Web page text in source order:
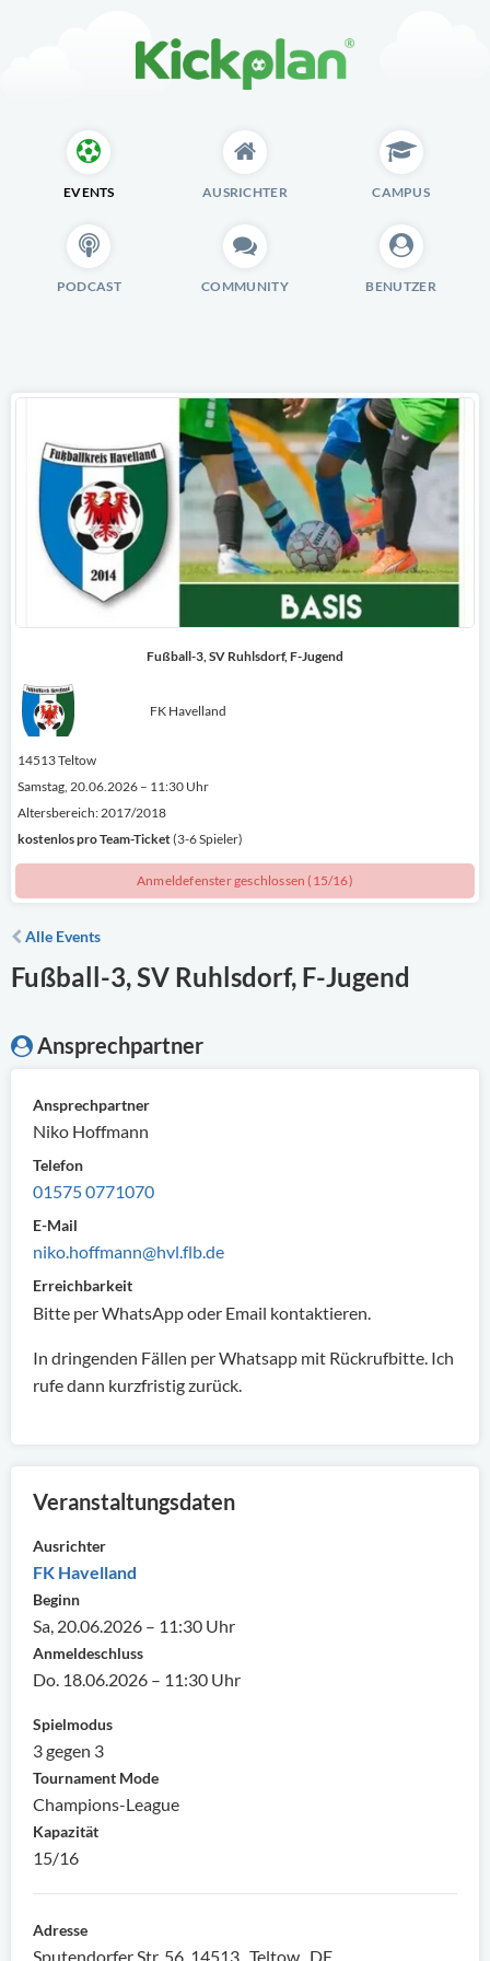
EVENTS AUSRICHTER CAMPUS
PODCAST COMMUNITY BENUTZER
Fußball-3, SV Ruhlsdorf, F-Jugend
FK Havelland
14513 Teltow
Samstag, 20.06.2026 – 11:30 Uhr
Altersbereich: 2017/2018
kostenlospro Team-Ticket(3-6 Spieler)
Anmeldefenster geschlossen (15/16)
Alle Events
Fußball-3, SV Ruhlsdorf, F-Jugend
Ansprechpartner
Ansprechpartner
Niko Hoffmann
Telefon
01575 0771070
E-Mail
niko.hoffmann@hvl.flb.de
Erreichbarkeit
Bitte per WhatsApp oder Email kontaktieren.
In dringenden Fällen per Whatsapp mit Rückrufbitte. Ich
rufe dann kurzfristig zurück.
Veranstaltungsdaten
Ausrichter
FK Havelland
Beginn
Sa, 20.06.2026 – 11:30 Uhr
Anmeldeschluss
Do. 18.06.2026 – 11:30 Uhr
Spielmodus
3 gegen 3
Tournament Mode
Champions-League
Kapazität
15/16
Adresse
Sputendorfer Str. 56, 14513 , Teltow , DE